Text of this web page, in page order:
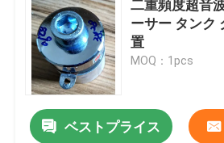
二重頻度超音
ーサー タンク
置
MOQ：1pcs
ベストプライス